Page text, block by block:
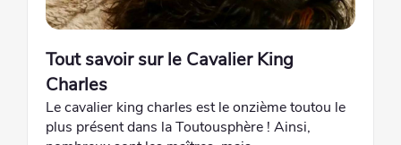
Tout savoir sur le Cavalier King
Charles
Le cavalier king charles est le onzième toutou le
plus présent dans la Toutousphère ! Ainsi,